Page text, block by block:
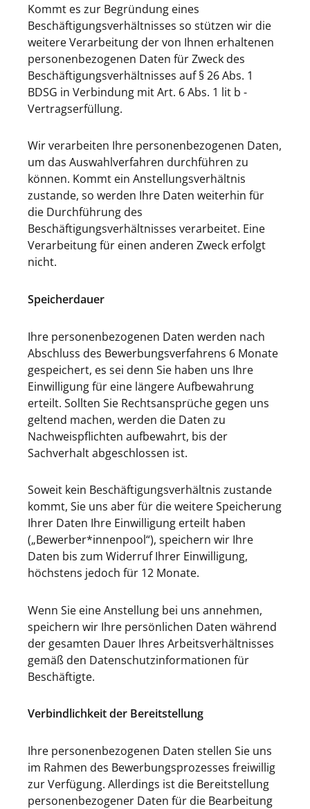
Kommt es zur Begründung eines
Beschäftigungsverhältnisses so stützen wir die
weitere Verarbeitung der von Ihnen erhaltenen
personenbezogenen Daten für Zweck des
Beschäftigungsverhältnisses auf § 26 Abs. 1
BDSG in Verbindung mit Art. 6 Abs. 1 lit b -
Vertragserfüllung.
Wir verarbeiten Ihre personenbezogenen Daten,
um das Auswahlverfahren durchführen zu
können. Kommt ein Anstellungsverhältnis
zustande, so werden Ihre Daten weiterhin für
die Durchführung des
Beschäftigungsverhältnisses verarbeitet. Eine
Verarbeitung für einen anderen Zweck erfolgt
nicht.
Speicherdauer
Ihre personenbezogenen Daten werden nach
Abschluss des Bewerbungsverfahrens 6 Monate
gespeichert, es sei denn Sie haben uns Ihre
Einwilligung für eine längere Aufbewahrung
erteilt. Sollten Sie Rechtsansprüche gegen uns
geltend machen, werden die Daten zu
Nachweispflichten aufbewahrt, bis der
Sachverhalt abgeschlossen ist.
Soweit kein Beschäftigungsverhältnis zustande
kommt, Sie uns aber für die weitere Speicherung
Ihrer Daten Ihre Einwilligung erteilt haben
(„Bewerber*innenpool“), speichern wir Ihre
Daten bis zum Widerruf Ihrer Einwilligung,
höchstens jedoch für 12 Monate.
Wenn Sie eine Anstellung bei uns annehmen,
speichern wir Ihre persönlichen Daten während
der gesamten Dauer Ihres Arbeitsverhältnisses
gemäß den Datenschutzinformationen für
Beschäftigte.
Verbindlichkeit der Bereitstellung
Ihre personenbezogenen Daten stellen Sie uns
im Rahmen des Bewerbungsprozesses freiwillig
zur Verfügung. Allerdings ist die Bereitstellung
personenbezogener Daten für die Bearbeitung